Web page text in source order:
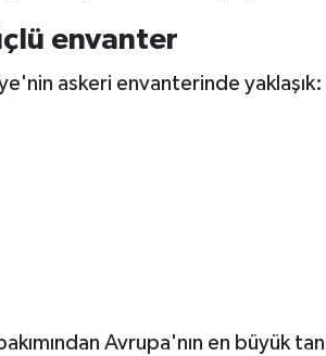
envanter
askeri envanterinde yaklaşık:
Avrupa'nın en büyük